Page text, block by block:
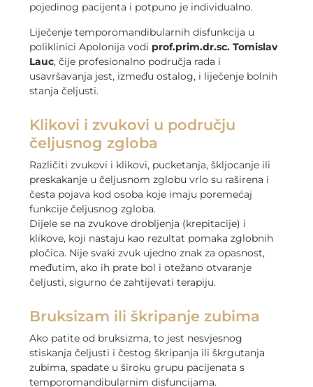
pojedinog pacijenta i potpuno je individualno.
Liječenje temporomandibularnih disfunkcija u
poliklinici Apolonija vodi prof.prim.dr.sc. Tomislav
Lauc, čije profesionalno područja rada i
usavršavanja jest, između ostalog, i liječenje bolnih
stanja čeljusti.
Klikovi i zvukovi u području
čeljusnog zgloba
Različiti zvukovi i klikovi, pucketanja, škljocanje ili
preskakanje u čeljusnom zglobu vrlo su raširena i
česta pojava kod osoba koje imaju poremećaj
funkcije čeljusnog zgloba.
Dijele se na zvukove drobljenja (krepitacije) i
klikove, koji nastaju kao rezultat pomaka zglobnih
pločica. Nije svaki zvuk ujedno znak za opasnost,
međutim, ako ih prate bol i otežano otvaranje
čeljusti, sigurno će zahtijevati terapiju.
Bruksizam ili škripanje zubima
Ako patite od bruksizma, to jest nesvjesnog
stiskanja čeljusti i čestog škripanja ili škrgutanja
zubima, spadate u široku grupu pacijenata s
temporomandibularnim disfuncijama.